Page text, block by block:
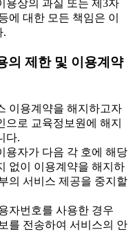
용상의 과실 또는 제3자
에 대한 모든 책임은 이
.
의 제한 및 이용계약
이용계약을 해지하고자
으로 교육정보원에 해지
다.
자가 다음 각 호에 해당
없이 이용계약을 해지하
의 서비스 제공을 중지할
자번호를 사용한 경우
를 전송하여 서비스의 안